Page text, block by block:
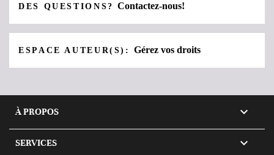
DES QUESTIONS?Contactez-nous!
ESPACE AUTEUR(S):Gérez vos droits
À PROPOS 
SERVICES 